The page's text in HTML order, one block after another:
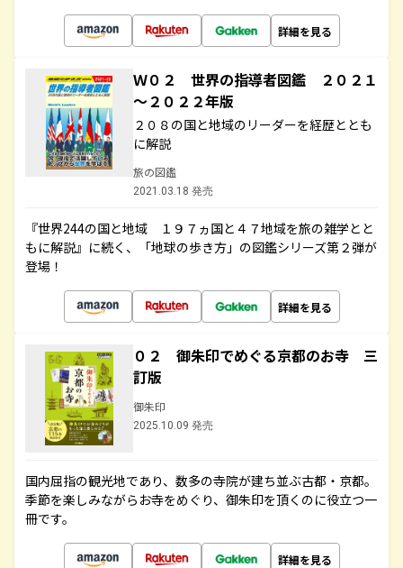
詳細を見る
Ｗ０２ 世界の指導者図鑑 ２０２１
～２０２２年版
２０８の国と地域のリーダーを経歴ととも
に解説
旅の図鑑
2021.03.18 発売
『世界244の国と地域 １９７ヵ国と４７地域を旅の雑学とと
もに解説』に続く、「地球の歩き方」の図鑑シリーズ第２弾が
登場！
詳細を見る
０２ 御朱印でめぐる京都のお寺 三
訂版
御朱印
2025.10.09 発売
国内屈指の観光地であり、数多の寺院が建ち並ぶ古都・京都。
季節を楽しみながらお寺をめぐり、御朱印を頂くのに役立つ一
冊です。
詳細を見る